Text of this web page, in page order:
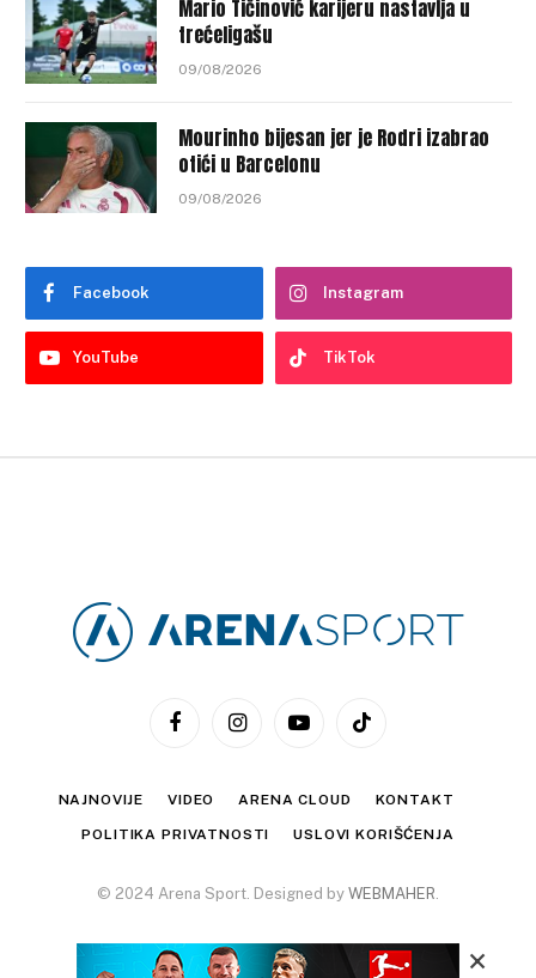
Mario Tičinović karijeru nastavlja u
trećeligašu
09/08/2026
Mourinho bijesan jer je Rodri izabrao
otići u Barcelonu
09/08/2026
Facebook Instagram
YouTube TikTok
FacebookInstagramYouTubeTikTok
NAJNOVIJE VIDEO ARENA CLOUD KONTAKT
POLITIKA PRIVATNOSTI USLOVI KORIŠĆENJA
© 2024 Arena Sport. Designed by WEBMAHER.
×